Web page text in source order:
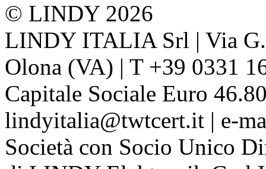
© LINDY 2026
LINDY ITALIA Srl | Via
Olona (VA) | T +39 0331
Capitale Sociale Euro
lindyitalia@twtcert.it | e-
Società con Socio Unico